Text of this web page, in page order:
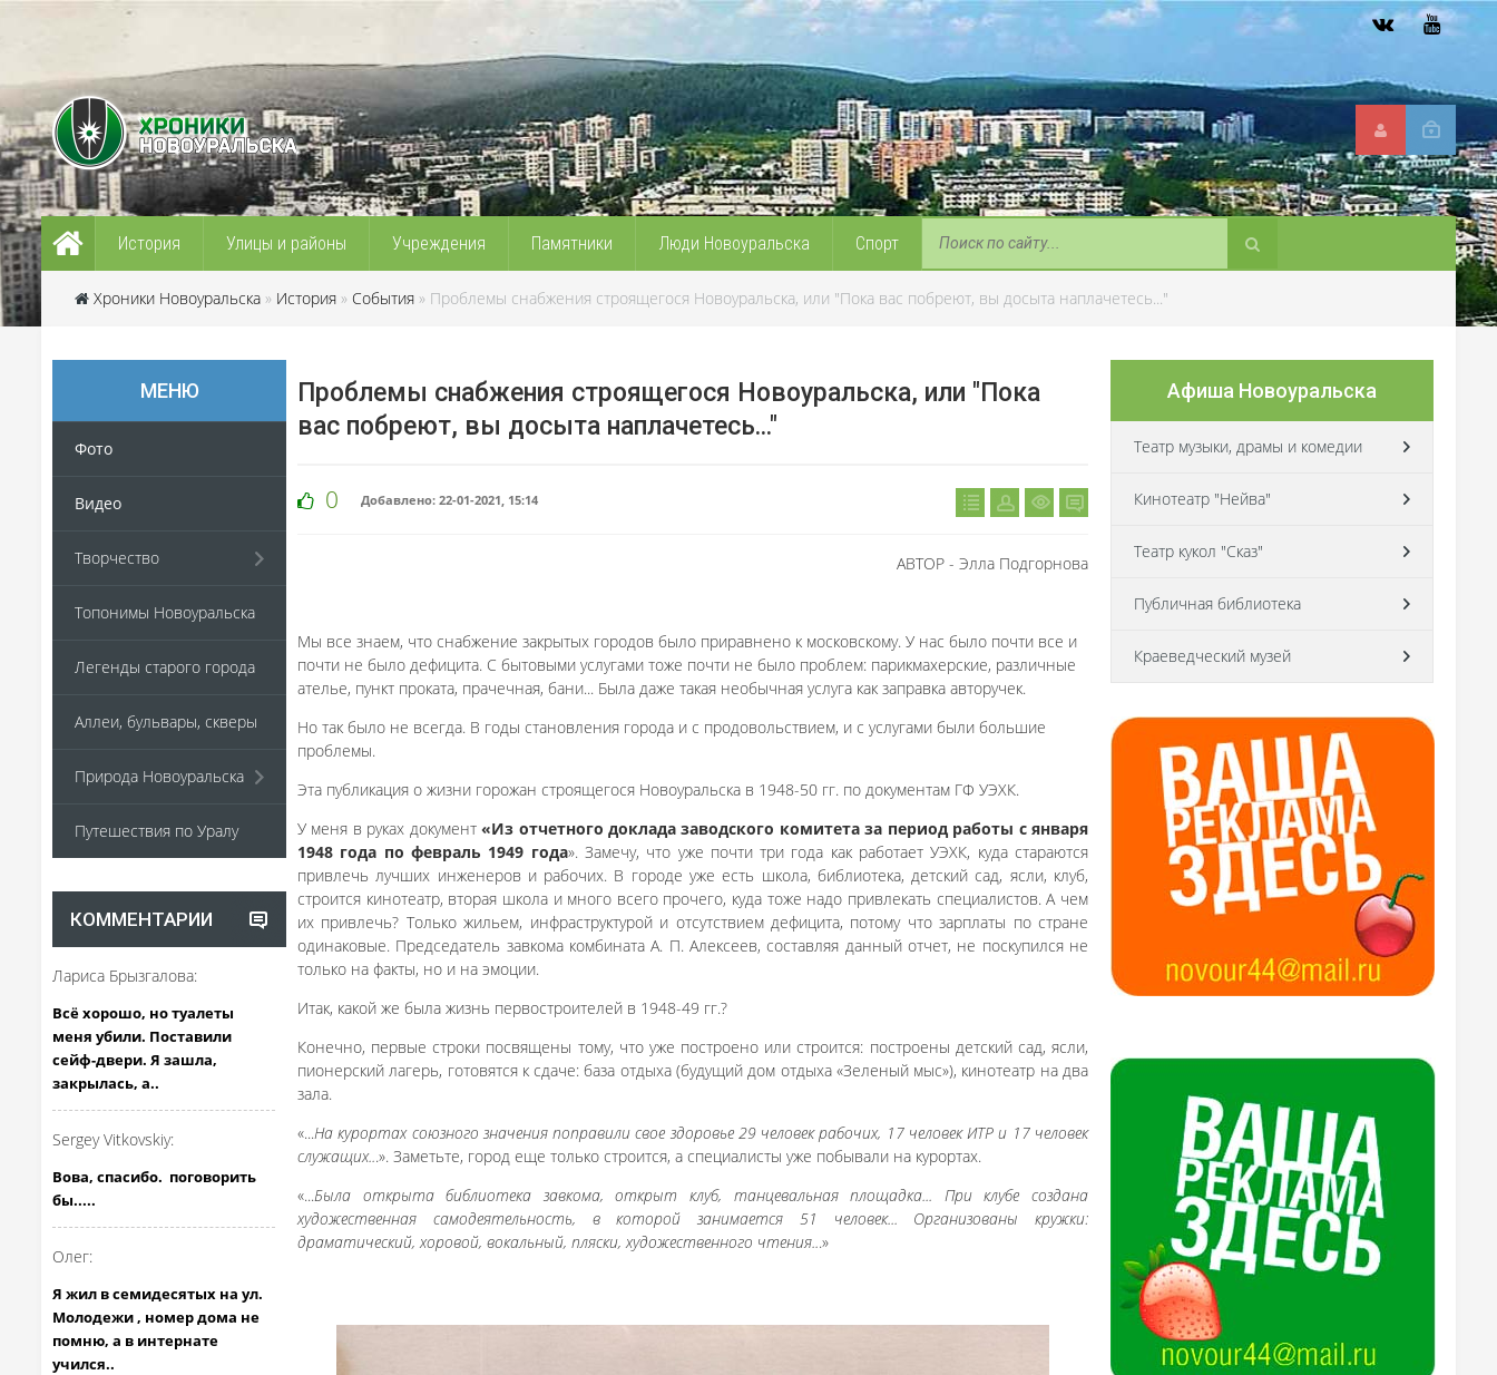
История Улицы и районы Учреждения Памятники Люди Новоуральска Спорт
Хроники Новоуральска » История » События » Проблемы снабжения строящегося Новоуральска, или "Пока вас побреют, вы досыта наплачетесь..."
МЕНЮ
Фото
Видео
Творчество
Топонимы Новоуральска
Легенды старого города
Аллеи, бульвары, скверы
Природа Новоуральска
Путешествия по Уралу
КОММЕНТАРИИ
Лариса Брызгалова:
Всё хорошо, но туалеты
меня убили. Поставили
сейф-двери. Я зашла,
закрылась, а..
Sergey Vitkovskiy:
Вова, спасибо. поговорить
бы.....
Олег:
Я жил в семидесятых на ул.
Молодежи , номер дома не
помню, а в интернате
учился..
Проблемы снабжения строящегося Новоуральска, или "Пока
вас побреют, вы досыта наплачетесь..."
0 Добавлено: 22-01-2021, 15:14
АВТОР - Элла Подгорнова
Мы все знаем, что снабжение закрытых городов было приравнено к московскому. У нас было почти все и
почти не было дефицита. С бытовыми услугами тоже почти не было проблем: парикмахерские, различные
ателье, пункт проката, прачечная, бани... Была даже такая необычная услуга как заправка авторучек.
Но так было не всегда. В годы становления города и с продовольствием, и с услугами были большие
проблемы.
Эта публикация о жизни горожан строящегося Новоуральска в 1948-50 гг. по документам ГФ УЭХК.
У меня в руках документ«Из отчетного доклада заводского комитета за период работы с января
1948 года по февраль 1949 года». Замечу, что уже почти три года как работает УЭХК, куда стараются
привлечь лучших инженеров и рабочих. В городе уже есть школа, библиотека, детский сад, ясли, клуб,
строится кинотеатр, вторая школа и много всего прочего, куда тоже надо привлекать специалистов. А чем
их привлечь? Только жильем, инфраструктурой и отсутствием дефицита, потому что зарплаты по стране
одинаковые. Председатель завкома комбината А. П. Алексеев, составляя данный отчет, не поскупился не
только на факты, но и на эмоции.
Итак, какой же была жизнь первостроителей в 1948-49 гг.?
Конечно, первые строки посвящены тому, что уже построено или строится: построены детский сад, ясли,
пионерский лагерь, готовятся к сдаче: база отдыха (будущий дом отдыха «Зеленый мыс»), кинотеатр на два
зала.
«...На курортах союзного значения поправили свое здоровье 29 человек рабочих, 17 человек ИТР и 17 человек
служащих...». Заметьте, город еще только строится, а специалисты уже побывали на курортах.
«...Была открыта библиотека завкома, открыт клуб, танцевальная площадка... При клубе создана
художественная самодеятельность, в которой занимается 51 человек... Организованы кружки:
драматический, хоровой, вокальный, пляски, художественного чтения...»
Афиша Новоуральска
Театр музыки, драмы и комедии
Кинотеатр "Нейва"
Театр кукол "Сказ"
Публичная библиотека
Краеведческий музей